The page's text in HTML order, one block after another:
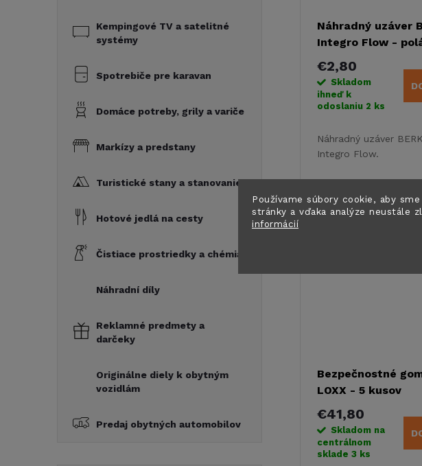
Používame súbory cookie, aby
stránky a vďaka analýze neustále
informácií
Kempingové TV a satelitné
systémy
Spotrebiče pre karavan
Domáce potreby, grily a variče
Markízy a predstany
Turistické stany a stanovanie
Hotové jedlá na cesty
Čistiace prostriedky a chémia
Náhradní díly
Reklamné predmety a
darčeky
Originálne diely k obytným
vozidlám
Predaj obytných automobilov
Náhradný uzáver
Integro Flow -
biela
€2,80
Skladom
ihneď k
odoslaniu 2 ks
Náhradný uzáver
Integro Flow.
Bezpečnostné
LOXX - 5 kusov
€41,80
Skladom na
centrálnom
sklade 3 ks